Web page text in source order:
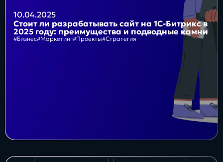
Продукты
Заполнить
10.04.2025
Стоит ли разрабатывать сайт на 1С-Битрикс в
2025 году: преимущества и подводные камни
#Бизнес#Маркетинг#Проекты#Стратегия